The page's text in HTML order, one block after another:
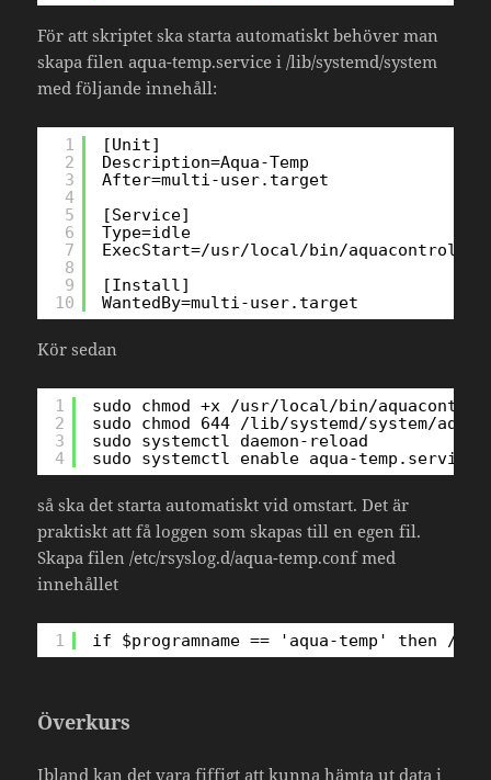
För att skriptet ska starta automatiskt behöver man
skapa filen aqua-temp.service i /lib/systemd/system
med följande innehåll:
1
2
3
4
5
6
7
8
9
10
[Unit]
Description=Aqua-Temp
After=multi-user.target
[Service]
Type=idle
ExecStart=/usr/local/bin/aquacontrol/
[Install]
WantedBy=multi-user.target
Kör sedan
1
2
3
4
sudo chmod +x /usr/local/bin/
sudo chmod 644 /lib/systemd/system/
sudo systemctl daemon-reload
sudo systemctl enable aqua-temp.service
så ska det starta automatiskt vid omstart. Det är
praktiskt att få loggen som skapas till en egen fil.
Skapa filen /etc/rsyslog.d/aqua-temp.conf med
innehållet
1 if $programname == 'aqua-temp' then /
Överkurs
Ibland kan det vara fiffigt att kunna hämta ut data i